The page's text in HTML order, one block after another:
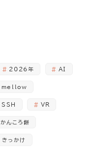
2026年 AI
mellow
SSH VR
かんころ餅
きっかけ